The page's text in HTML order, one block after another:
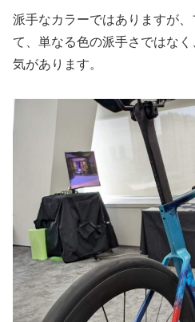
派手なカラーではありますが
て、単なる色の派手さではな
気があります。